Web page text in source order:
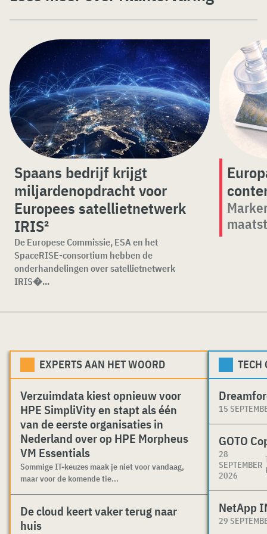
Spaans bedrijf krijgt
miljardenopdracht voor
Europees satellietnetwerk
IRIS²
De Europese Commissie, ESA en het
SpaceRISE-consortium hebben de
onderhandelingen over satellietnetwerk
IRIS�...
EXPERTS AAN HET WOORD
Verzuimdata kiest opnieuw voor
HPE SimpliVity en stapt als één
van de eerste organisaties in
Nederland over op HPE Morpheus
VM Essentials
Sommige IT-keuzes maak je niet voor vandaag,
maar voor de komende tie...
De cloud keert vaker terug naar
huis
TECH
15
GOTO
28
SEPTEMBER
2026
NetApp
29